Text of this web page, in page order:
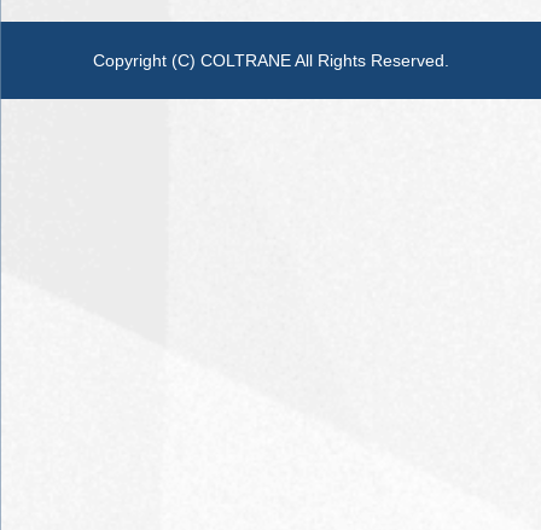
Copyright (C) COLTRANE All Rights Reserved.